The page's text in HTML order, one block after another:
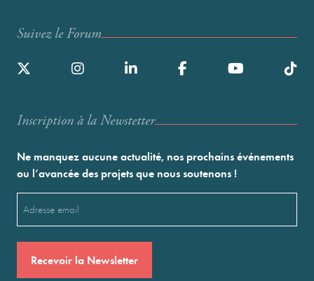
Suivez le Forum
Inscription à la Newstetter
Ne manquez aucune actualité, nos prochains événements
ou l’avancée des projets que nous soutenons !
(Nécessaire)